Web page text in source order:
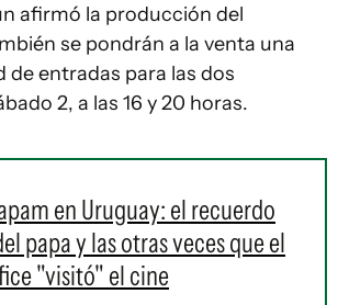
afirmó la producción del
se pondrán a la venta una
de entradas para las dos
2, a las 16 y 20 horas.
en Uruguay: el recuerdo
papa y las otras veces que el
"visitó" el cine